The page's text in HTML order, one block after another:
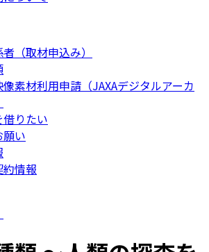
（取材申込み）
素材利用申請（JAXAデジタルアーカ
りたい
い
情報